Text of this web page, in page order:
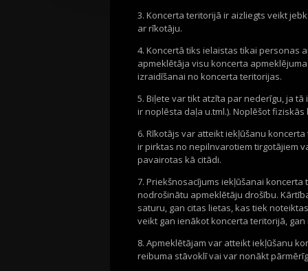
3. Koncerta teritorijā ir aizliegts veikt
ar rīkotāju.
4. Koncertā tiks ielaistas tikai personas
apmeklētāja visu koncerta
izraidīšanai no koncerta teritorijas.
5. Biļete var tikt atzīta par nederīgu, ja
ir noplēsta daļa u.tml.). Noplēšot
6. Rīkotājs var atteikt iekļūšanu
ir pirktas no nepilnvarotiem tirgotājiem
pavairotas kā citādi.
7. Priekšnosacījums iekļūšanai
nodrošinātu apmeklētāju drošību.
saturu, gan citas lietas, kas tiek
veikt gan ienākot koncerta teritorijā,
8. Apmeklētājam var atteikt iekļūšanu
reibuma stāvoklī vai var nonākt